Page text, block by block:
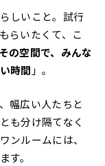
しいこと。試行
らいたくて、こ
その空間で、みんな
時間 」。
幅広い人たちと
も分け隔てなく
ンルームには、
す。